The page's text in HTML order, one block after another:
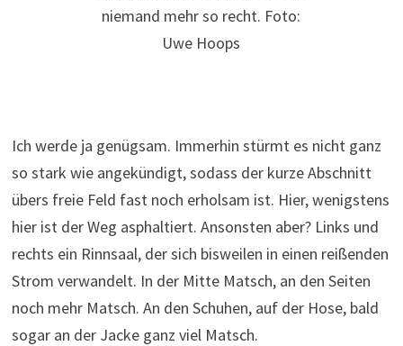
niemand mehr so recht. Foto:
Uwe Hoops
Ich werde ja genügsam. Immerhin stürmt es nicht ganz
so stark wie angekündigt, sodass der kurze Abschnitt
übers freie Feld fast noch erholsam ist. Hier, wenigstens
hier ist der Weg asphaltiert. Ansonsten aber? Links und
rechts ein Rinnsaal, der sich bisweilen in einen reißenden
Strom verwandelt. In der Mitte Matsch, an den Seiten
noch mehr Matsch. An den Schuhen, auf der Hose, bald
sogar an der Jacke ganz viel Matsch.